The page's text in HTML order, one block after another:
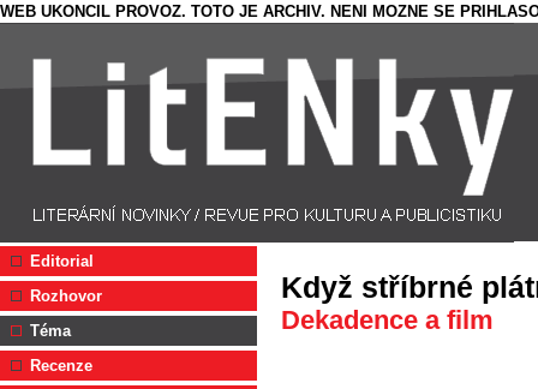
WEB UKONCIL PROVOZ. TOTO JE ARCHIV. NENI MOZNE SE
Editorial
Rozhovor
Téma
Recenze
Když stříbrné
Dekadence a film